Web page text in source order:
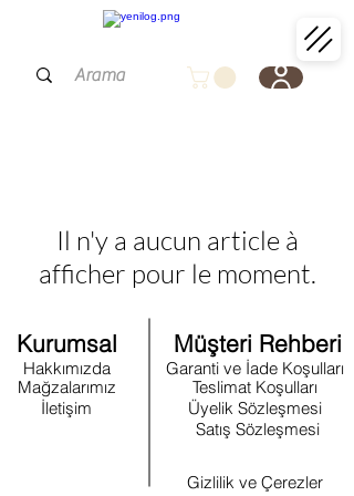
Il n'y a aucun article à
afficher pour le moment.
Kurumsal Müşteri Rehberi
Hakkımızda
Mağzalarımız
Garanti ve İade Koşulları
Teslimat Koşulları
İletişim
Üyelik Sözleşmesi
Satış Sözleşmesi
Gizlilik ve Çerezler